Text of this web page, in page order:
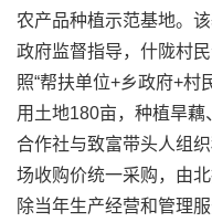
农产品种植示范基地。
政府监督指导，什陇村
照“帮扶单位+乡政府+村
用土地180亩，种植旱
合作社与致富带头人组
场收购价统一采购，由
除当年生产经营和管理